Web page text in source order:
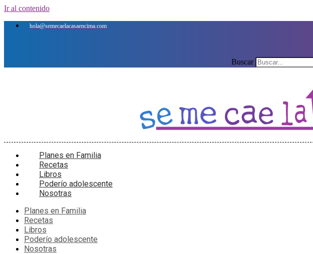
Ir al contenido
hola@semecaelacasaencima.com
Buscar
Planes en Familia
Recetas
Libros
Poderío adolescente
Nosotras
Planes en Familia
Recetas
Libros
Poderío adolescente
Nosotras